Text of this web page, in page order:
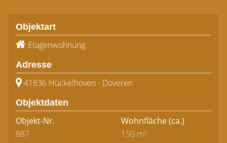
Objektart
Etagenwohnung
Adresse
41836 Hückelhoven - Doveren
Objektdaten
Objekt-Nr.
887
Wohnfläche(ca.)
150 m²